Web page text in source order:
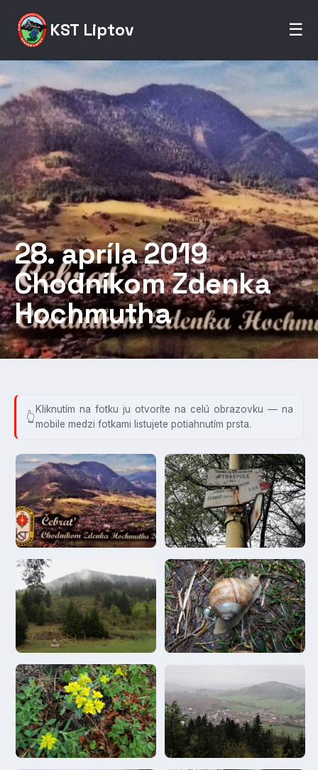
KST Liptov ☰
28. apríla 2019
Chodníkom Zdenka
Hochmutha
Kliknutím na fotku ju otvoríte na celú obrazovku — na
mobile medzi fotkami listujete potiahnutím prsta.